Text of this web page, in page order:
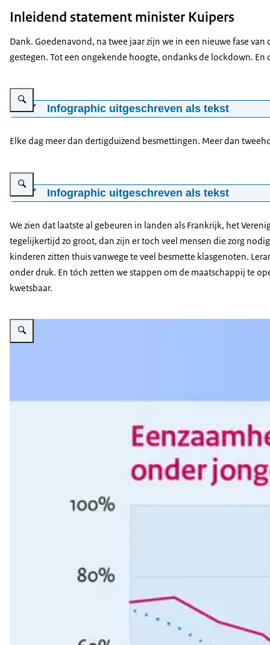
Inleidend statement minister Kuipers
Dank. Goedenavond, na twee jaar zijn we in een nieuwe fase
gestegen. Tot een ongekende hoogte, ondanks de lockdown.
Vergroot afbeelding Aantal positieve coronatesten (oktober 2021-januari
Infographic uitgeschreven als tekst
Het lijkt erop dat het aantal coronabesmettingen nog
Elke dag meer dan dertigduizend besmettingen. Meer dan
Vergroot afbeelding In het Verenigd Koninkrijk, de Verenigde Staten en
Infographic uitgeschreven als tekst
besmet dan bij ons. Maar daar stijgt het aantal
Minister Kuipers gebruikte voor deze grafiek gegevens van
We zien dat laatste al gebeuren in landen als Frankrijk, het
tegelijkertijd zo groot, dan zijn er toch veel mensen die zorg
kinderen zitten thuis vanwege te veel besmette klasgenoten.
onder druk. En tóch zetten we stappen om de maatschappij te
kwetsbaar.
Vergroot afbeelding Eenzaamheid onder jongeren (herfst 2020-herfst 2021)